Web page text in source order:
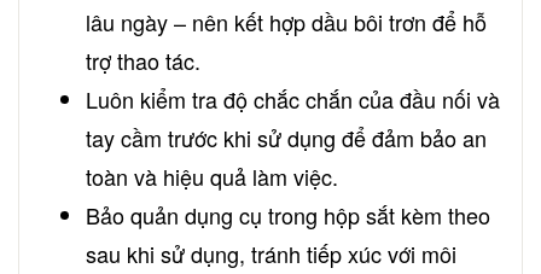
lâu ngày – nên kết hợp dầu bôi trơn để hỗ
trợ thao tác.
Luôn kiểm tra độ chắc chắn của đầu nối và
tay cầm trước khi sử dụng để đảm bảo an
toàn và hiệu quả làm việc.
Bảo quản dụng cụ trong hộp sắt kèm theo
sau khi sử dụng, tránh tiếp xúc với môi